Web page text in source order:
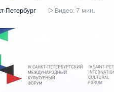
Петербург Видео, 7 мин.